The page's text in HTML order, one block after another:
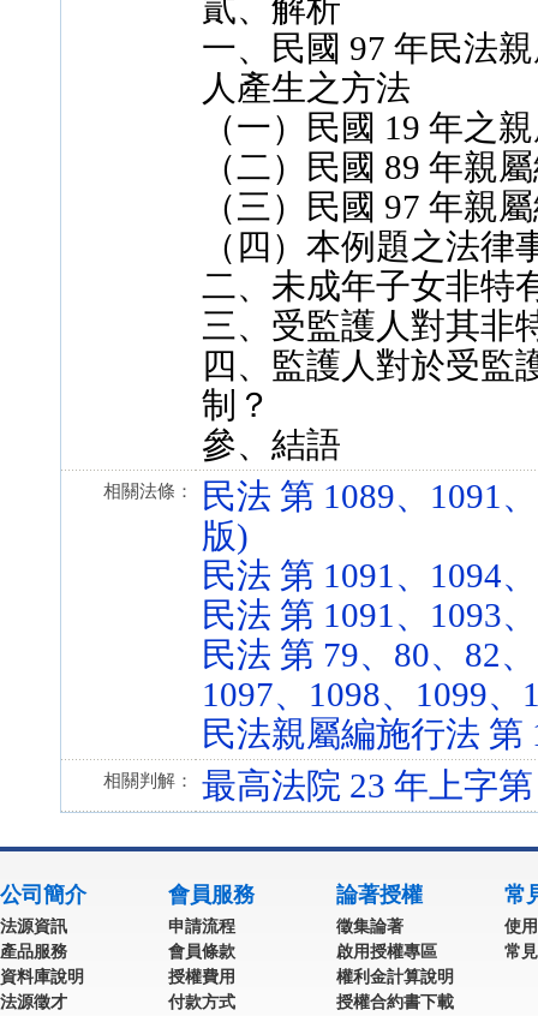
貳、解析
一、民國 97 年民法
人產生之方法
（一）民國 19 年之
（二）民國 89 年親
（三）民國 97 年親
（四）本例題之法
二、未成年子女非特
三、受監護人對其非
四、監護人對於受監
制？
參、結語
相關法條：
民法 第 1089、1091
版)
民法 第 1091、1094
民法 第 1091、1093
民法 第 79、80、82
1097、1098、1099、
民法親屬編施行法 第
相關判解： 最高法院 23 年上字
公司簡介
法源資訊
產品服務
資料庫說明
法源徵才
會員服務
申請流程
會員條款
授權費用
付款方式
論著授權
徵集論著
啟用授權專區
權利金計算說明
授權合約書下載
常
使
常